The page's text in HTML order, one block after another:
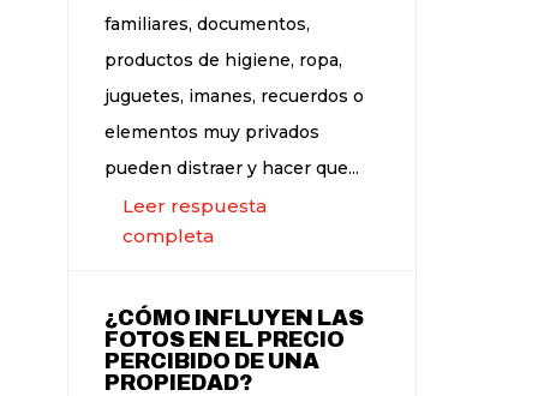
familiares, documentos,
productos de higiene, ropa,
juguetes, imanes, recuerdos o
elementos muy privados
pueden distraer y hacer que...
Leer respuesta
completa
¿CÓMO INFLUYEN LAS
FOTOS EN EL PRECIO
PERCIBIDO DE UNA
PROPIEDAD?